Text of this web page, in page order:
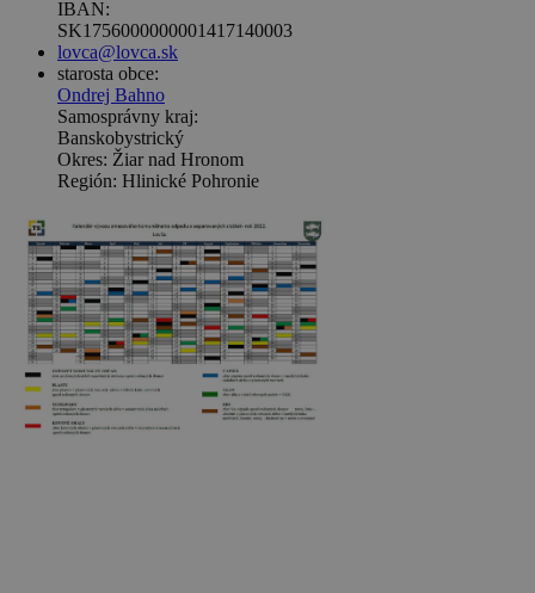
IBAN:
SK1756000000001417140003
lovca@lovca.sk
starosta obce:
Ondrej Bahno
Samosprávny kraj:
Banskobystrický
Okres: Žiar nad Hronom
Región: Hlinické Pohronie